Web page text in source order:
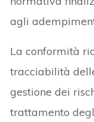
agli
La conformità
tracciabilità
gestione dei
trattamento